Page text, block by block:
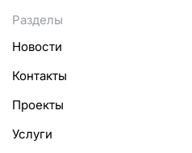
Разделы
Новости
Контакты
Проекты
Услуги